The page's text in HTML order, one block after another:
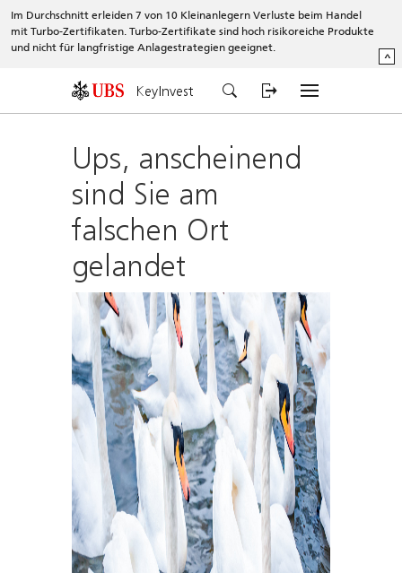
Im Durchschnitt erleiden 7 von 10 Kleinanlegern Verluste beim Handel
mit Turbo-Zertifikaten. Turbo-Zertifikate sind hoch risikoreiche Produkte
und nicht für langfristige Anlagestrategien geeignet.
^
KeyInvest
Ups, anscheinend
sind Sie am
falschen Ort
gelandet